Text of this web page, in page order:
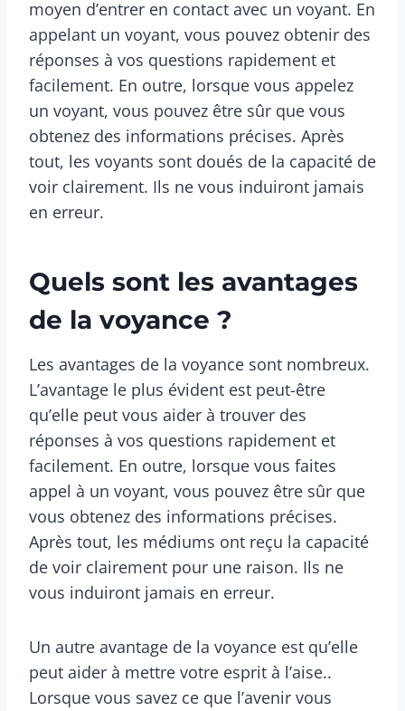
moyen d’entrer en contact avec un voyant. En
appelant un voyant, vous pouvez obtenir des
réponses à vos questions rapidement et
facilement. En outre, lorsque vous appelez
un voyant, vous pouvez être sûr que vous
obtenez des informations précises. Après
tout, les voyants sont doués de la capacité de
voir clairement. Ils ne vous induiront jamais
en erreur.
Quels sont les avantages
de la voyance ?
Les avantages de la voyance sont nombreux.
L’avantage le plus évident est peut-être
qu’elle peut vous aider à trouver des
réponses à vos questions rapidement et
facilement. En outre, lorsque vous faites
appel à un voyant, vous pouvez être sûr que
vous obtenez des informations précises.
Après tout, les médiums ont reçu la capacité
de voir clairement pour une raison. Ils ne
vous induiront jamais en erreur.
Un autre avantage de la voyance est qu’elle
peut aider à mettre votre esprit à l’aise..
Lorsque vous savez ce que l’avenir vous